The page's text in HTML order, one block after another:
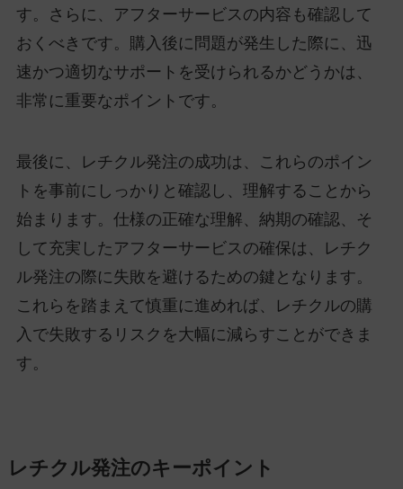
す。さらに、アフターサービスの内容も確認して
おくべきです。購入後に問題が発生した際に、迅
速かつ適切なサポートを受けられるかどうかは、
非常に重要なポイントです。
最後に、レチクル発注の成功は、これらのポイン
トを事前にしっかりと確認し、理解することから
始まります。仕様の正確な理解、納期の確認、そ
して充実したアフターサービスの確保は、レチク
ル発注の際に失敗を避けるための鍵となります。
これらを踏まえて慎重に進めれば、レチクルの購
入で失敗するリスクを大幅に減らすことができま
す。
レチクル発注のキーポイント